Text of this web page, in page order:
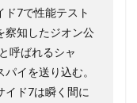
ド7で性能テスト
察知したジオン公
呼ばれるシャ
イを送り込む。
イド7は瞬く間に